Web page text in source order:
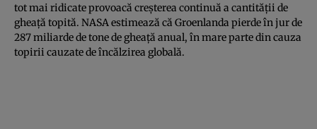
tot mai ridicate provoacă creşterea continuă a cantităţii de
gheaţă topită. NASA estimează că Groenlanda pierde în jur de
287 miliarde de tone de gheaţă anual, în mare parte din cauza
topirii cauzate de încălzirea globală.